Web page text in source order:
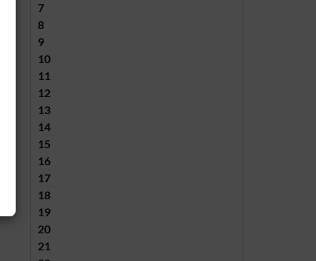
7
8
9
10
11
12
13
14
15
16
17
18
19
20
21